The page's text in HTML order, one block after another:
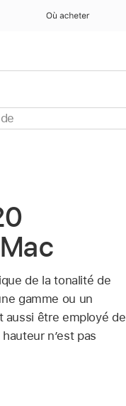
Où acheter
de la tonalité de
gamme ou un
aussi être employé de
n’est pas